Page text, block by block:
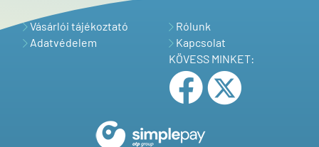
Vásárlói tájékoztató
Adatvédelem
Rólunk
Kapcsolat
KÖVESS MINKET: